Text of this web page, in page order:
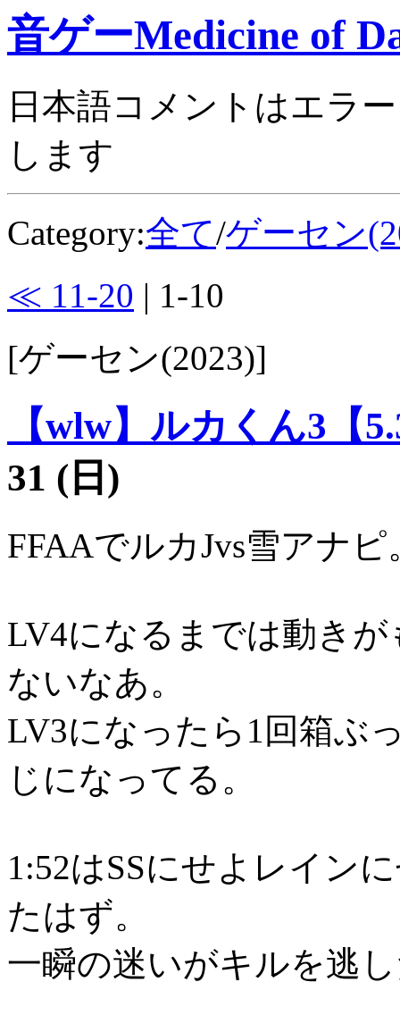
音ゲーMedicine of
日本語コメントはエラ
します
Category:全て/ゲーセン
≪ 11-20 | 1-10
[ゲーセン(2023)]
【wlw】ルカくん3【
31 (日)
FFAAでルカJvs雪アナピ
LV4になるまでは動き
ないなあ。
LV3になったら1回箱ぶ
じになってる。
1:52はSSにせよレイン
たはず。
一瞬の迷いがキルを逃